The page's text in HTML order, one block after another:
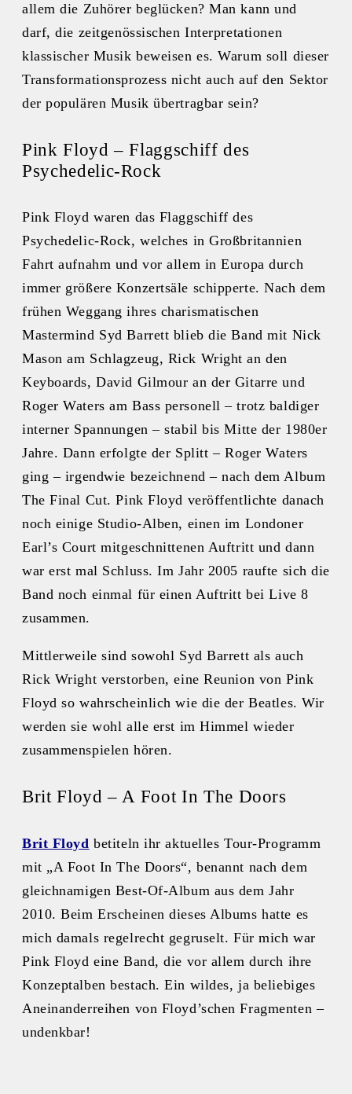
allem die Zuhörer beglücken? Man kann und
darf, die zeitgenössischen Interpretationen
klassischer Musik beweisen es. Warum soll dieser
Transformationsprozess nicht auch auf den Sektor
der populären Musik übertragbar sein?
Pink Floyd – Flaggschiff des
Psychedelic-Rock
Pink Floyd waren das Flaggschiff des
Psychedelic-Rock, welches in Großbritannien
Fahrt aufnahm und vor allem in Europa durch
immer größere Konzertsäle schipperte. Nach dem
frühen Weggang ihres charismatischen
Mastermind Syd Barrett blieb die Band mit Nick
Mason am Schlagzeug, Rick Wright an den
Keyboards, David Gilmour an der Gitarre und
Roger Waters am Bass personell – trotz baldiger
interner Spannungen – stabil bis Mitte der 1980er
Jahre. Dann erfolgte der Splitt – Roger Waters
ging – irgendwie bezeichnend – nach dem Album
The Final Cut. Pink Floyd veröffentlichte danach
noch einige Studio-Alben, einen im Londoner
Earl’s Court mitgeschnittenen Auftritt und dann
war erst mal Schluss. Im Jahr 2005 raufte sich die
Band noch einmal für einen Auftritt bei Live 8
zusammen.
Mittlerweile sind sowohl Syd Barrett als auch
Rick Wright verstorben, eine Reunion von Pink
Floyd so wahrscheinlich wie die der Beatles. Wir
werden sie wohl alle erst im Himmel wieder
zusammenspielen hören.
Brit Floyd – A Foot In The Doors
Brit Floyd betiteln ihr aktuelles Tour-Programm
mit „A Foot In The Doors“, benannt nach dem
gleichnamigen Best-Of-Album aus dem Jahr
2010. Beim Erscheinen dieses Albums hatte es
mich damals regelrecht gegruselt. Für mich war
Pink Floyd eine Band, die vor allem durch ihre
Konzeptalben bestach. Ein wildes, ja beliebiges
Aneinanderreihen von Floyd’schen Fragmenten –
undenkbar!